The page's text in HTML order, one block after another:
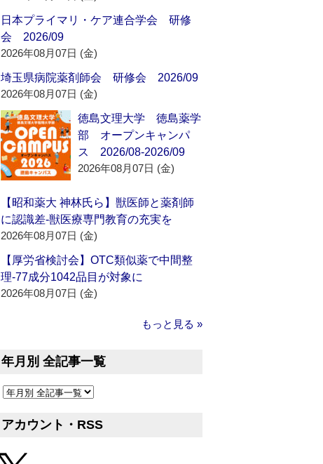
日本プライマリ・ケア連合学会 研修
会 2026/09
2026年08月07日 (金)
埼玉県病院薬剤師会 研修会 2026/09
2026年08月07日 (金)
徳島文理大学 徳島薬学
部 オープンキャンパ
ス 2026/08-2026/09
2026年08月07日 (金)
【昭和薬大 神林氏ら】獣医師と薬剤師
に認識差‐獣医療専門教育の充実を
2026年08月07日 (金)
【厚労省検討会】OTC類似薬で中間整
理‐77成分1042品目が対象に
2026年08月07日 (金)
もっと見る »
年月別 全記事一覧
アカウント・RSS